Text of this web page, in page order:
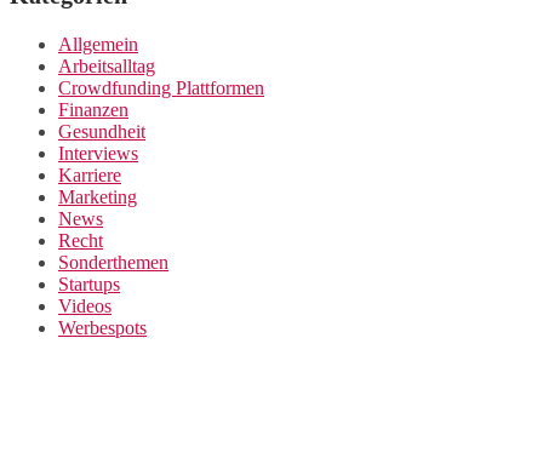
Allgemein
Arbeitsalltag
Crowdfunding Plattformen
Finanzen
Gesundheit
Interviews
Karriere
Marketing
News
Recht
Sonderthemen
Startups
Videos
Werbespots